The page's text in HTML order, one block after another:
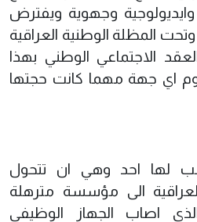
وجهوية ويفترض
المظلة الوطنية العراقية
الاجتماعي الوطني بهذا
اي جهة مهما كانت حجتها
لها احد وهي ان تتحول
الى مؤسسة مترهلة
اصاب الجهاز الوظيفي